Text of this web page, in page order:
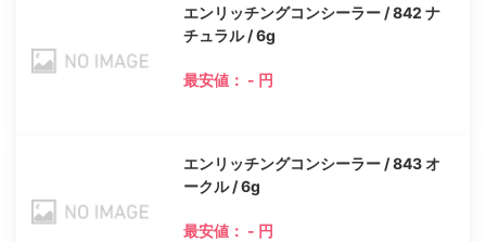
エンリッチングコンシーラー / 842 ナ
チュラル / 6g
最安値： - 円
エンリッチングコンシーラー / 843 オ
ークル / 6g
最安値： - 円